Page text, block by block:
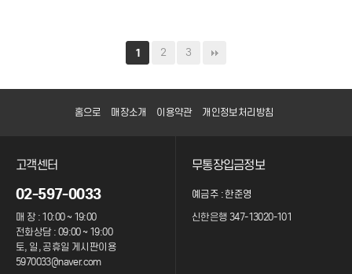
1 2 3
홈으로 매장소개 이용약관 개인정보처리방침
고객센터
02-597-0033
매 장 : 10:00 ~ 19:00
전화상담 : 09:00 ~ 19:00
토, 일, 공휴일 게시판이용
5970033@naver.com
무통장입금정보
예금주 : 한준영
신한은행 347-13020-101